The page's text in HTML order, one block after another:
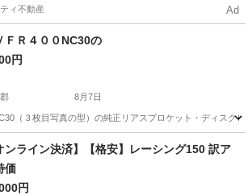
ィ不動産 Ad
ＦＲ４００NC30の
円
8月7日
（３枚目写真の型）の純正リアスプロケット・ディス
イクンライン決済】【格安】レーシング150 訳ア
価
円